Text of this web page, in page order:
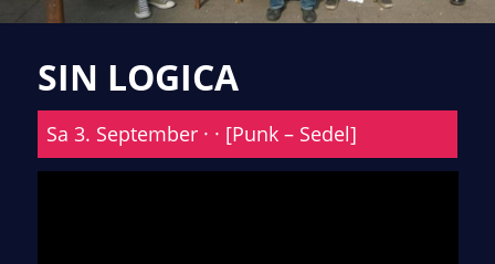
SIN LOGICA
Sa 3. September · · [Punk – Sedel]